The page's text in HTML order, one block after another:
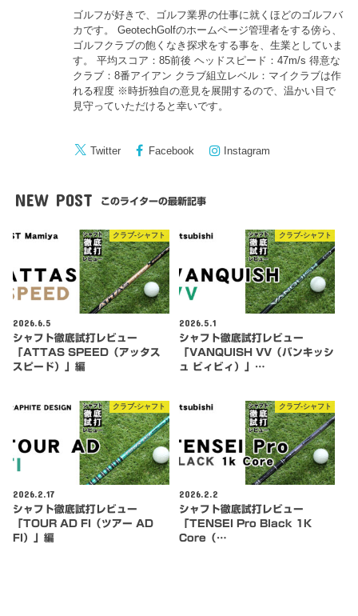
ゴルフが好きで、ゴルフ業界の仕事に就くほどのゴルフバ
カです。 GeotechGolfのホームページ管理者をする傍ら、
ゴルフクラブの飽くなき探求をする事を、生業としていま
す。 平均スコア：85前後 ヘッドスピード：47m/s 得意な
クラブ：8番アイアン クラブ組立レベル：マイクラブは作
れる程度 ※時折独自の意見を展開するので、温かい目で
見守っていただけると幸いです。
Twitter Facebook Instagram
NEW POST このライターの最新記事
クラブ-シャフト
2026.6.5
シャフト徹底試打レビュー
「ATTAS SPEED（アッタス
スピード）」編
クラブ-シャフト
2026.5.1
シャフト徹底試打レビュー
「VANQUISH VV（バンキッシ
ュ ビィビィ）」…
クラブ-シャフト
2026.2.17
シャフト徹底試打レビュー
「TOUR AD FI（ツアー AD
FI）」編
クラブ-シャフト
2026.2.2
シャフト徹底試打レビュー
「TENSEI Pro Black 1K
Core（…